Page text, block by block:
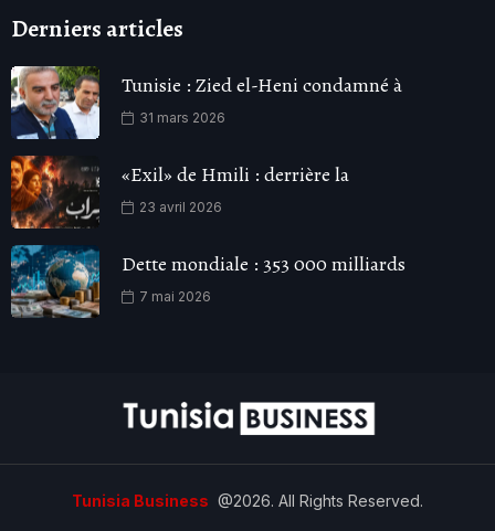
Derniers articles
Tunisie : Zied el-Heni condamné à
31 mars 2026
«Exil» de Hmili : derrière la
23 avril 2026
Dette mondiale : 353 000 milliards
7 mai 2026
Tunisia Business @2026. All Rights Reserved.